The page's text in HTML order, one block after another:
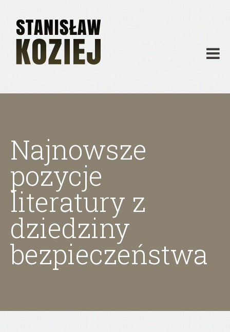
Publikacje
Działalność
Materiały dydaktyczne
Najnowsze
pozycje
literatury z
dziedziny
bezpieczeństwa